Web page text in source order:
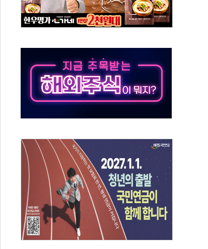
석..."국제적 시민 연대로 목소리 내야"
대 나흘만에 숨진 채 발견